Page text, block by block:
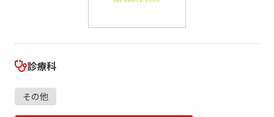
診療科
その他